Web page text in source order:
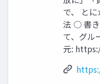
で、 と
法 ○ 書き
て、グル
元: